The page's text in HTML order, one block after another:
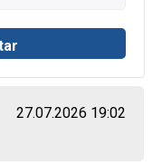
27.07.2026 19:02